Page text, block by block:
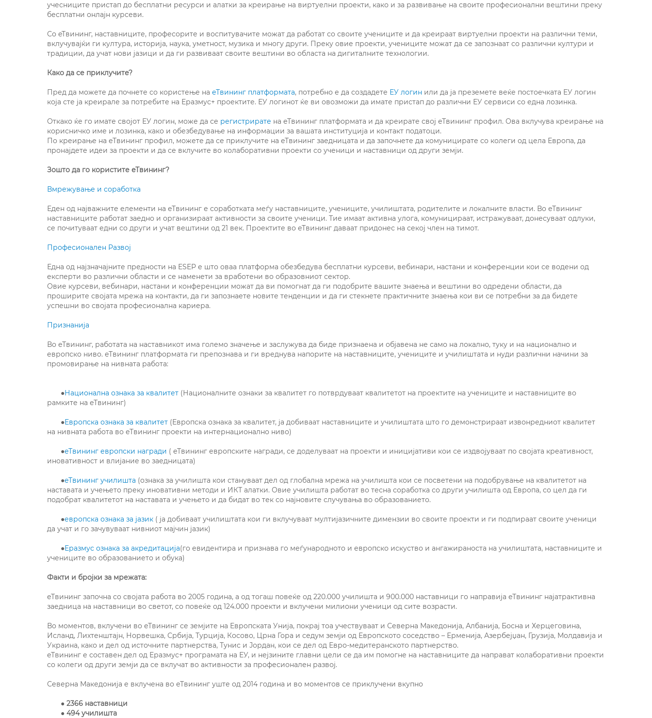
учесниците пристап до бесплатни ресурси и алатки за креирање на виртуелни проекти, како и за развивање на своите професионални вештини преку
бесплатни онлајн курсеви.
Со eTвининг, наставниците, професорите и воспитувачите можат да работат со своите учениците и да креираат виртуелни проекти на различни теми,
вклучувајќи ги култура, историја, наука, уметност, музика и многу други. Преку овие проекти, учениците можат да се запознаат со различни култури и
традиции, да учат нови јазици и да ги развиваат своите вештини во областа на дигиталните технологии.
Како да се приклучите?
Пред да можете да почнете со користење на еТвининг платформата, потребно е да создадете ЕУ логин или да ја преземете веќе постоечката ЕУ логин
која сте ја креирале за потребите на Еразмус+ проектите. ЕУ логинот ќе ви овозможи да имате пристап до различни ЕУ сервиси со една лозинка.
Откако ќе го имате својот ЕУ логин, може да се регистрирате на еТвининг платформата и да креирате свој еТвининг профил. Ова вклучува креирање на
корисничко име и лозинка, како и обезбедување на информации за вашата институција и контакт податоци.
По креирање на еТвининг профил, можете да се приклучите на еТвининг заедницата и да започнете да комуницирате со колеги од цела Европа, да
пронајдете идеи за проекти и да се вклучите во колаборативни проекти со ученици и наставници од други земји.
Зошто да го користите еТвининг?
Вмрежување и соработка
Еден од најважните елементи на еТвининг е соработката меѓу наставниците, учениците, училиштата, родителите и локалните власти. Во еТвининг
наставниците работат заедно и организираат активности за своите ученици. Тие имаат активна улога, комуницираат, истражуваат, донесуваат одлуки,
се почитуваат едни со други и учат вештини од 21 век. Проектите во еТвининг даваат придонес на секој член на тимот.
Професионален Развој
Една од најзначајните предности на ESEP е што оваа платформа обезбедува бесплатни курсеви, вебинари, настани и конференции кои се водени од
експерти во различни области и се наменети за вработени во образовниот сектор.
Овие курсеви, вебинари, настани и конференции можат да ви помогнат да ги подобрите вашите знаења и вештини во одредени области, да
проширите својата мрежа на контакти, да ги запознаете новите тенденции и да ги стекнете практичните знаења кои ви се потребни за да бидете
успешни во својата професионална кариера.
Признанија
Во еТвининг, работата на наставникот има големо значење и заслужува да биде признаена и објавена не само на локално, туку и на национално и
европско ниво. еТвининг платформата ги препознава и ги вреднува напорите на наставниците, учениците и училиштата и нуди различни начини за
промовирање на нивната работа:
●Национална ознака за квалитет (Националните ознаки за квалитет го потврдуваат квалитетот на проектите на учениците и наставниците во
рамките на еТвининг)
●Европска ознака за квалитет (Европска ознака за квалитет, ја добиваат наставниците и училиштата што го демонстрираат извонредниот квалитет
на нивната работа во еТвининг проекти на интернационално ниво)
●еТвининг европски награди ( еТвининг европските награди, се доделуваат на проекти и иницијативи кои се издвојуваат по својата креативност,
иновативност и влијание во заедницата)
●еТвининг училишта (ознака за училишта кои стануваат дел од глобална мрежа на училишта кои се посветени на подобрување на квалитетот на
наставата и учењето преку иновативни методи и ИКТ алатки. Овие училишта работат во тесна соработка со други училишта од Европа, со цел да ги
подобрат квалитетот на наставата и учењето и да бидат во тек со најновите случувања во образованието.
●европска ознака за јазик ( ја добиваат училиштата кои ги вклучуваат мултијазичните димензии во своите проекти и ги подпираат своите ученици
да учат и го зачувуваат нивниот мајчин јазик)
●Еразмус ознака за акредитација(го евидентира и признава го меѓународното и европско искуство и ангажираноста на училиштата, наставниците и
учениците во образованието и обука)
Факти и бројки за мрежата:
еТвининг започна со својата работа во 2005 година, а од тогаш повеќе од 220.000 училишта и 900.000 наставници го направија еТвининг најатрактивна
заедница на наставници во светот, со повеќе од 124.000 проекти и вклучени милиони ученици од сите возрасти.
Во моментов, вклучени во еТвининг се земјите на Европската Унија, покрај тоа учествуваат и Северна Македонија, Албанија, Босна и Херцеговина,
Исланд, Лихтенштајн, Норвешка, Србија, Турција, Косово, Црна Гора и седум земји од Европското соседство – Ерменија, Азербејџан, Грузија, Молдавија и
Украина, како и дел од источните партнерства, Тунис и Јордан, кои се дел од Евро-медитеранското партнерство.
еТвининг е составен дел од Еразмус+ програмата на ЕУ, и нејзините главни цели се да им помогне на наставниците да направат колаборативни проекти
со колеги од други земји да се вклучат во активности за професионален развој.
Северна Македонија е вклучена во еТвининг уште од 2014 година и во моментов се приклучени вкупно
● 2366 наставници
● 494 училишта